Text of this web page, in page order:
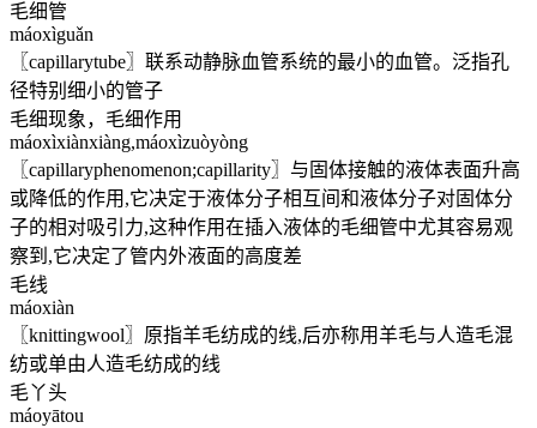
毛细管
máoxìguǎn
〖capillarytube〗联系动静脉血管系统的最小的血管。泛指孔
径特别细小的管子
毛细现象，毛细作用
máoxìxiànxiàng,máoxìzuòyòng
〖capillaryphenomenon;capillarity〗与固体接触的液体表面升高
或降低的作用,它决定于液体分子相互间和液体分子对固体分
子的相对吸引力,这种作用在插入液体的毛细管中尤其容易观
察到,它决定了管内外液面的高度差
毛线
máoxiàn
〖knittingwool〗原指羊毛纺成的线,后亦称用羊毛与人造毛混
纺或单由人造毛纺成的线
毛丫头
máoyātou